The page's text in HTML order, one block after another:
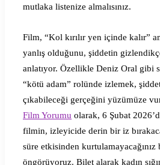
mutlaka listenize almalısınız.
Film, “Kol kırılır yen içinde kalır”
yanlış olduğunu, şiddetin
anlatıyor. Özellikle Deniz Oral gibi
“kötü adam” rolünde izlemek,
çıkabileceği gerçeğini yüzümüze
Film Yorumu olarak, 6 Şubat
filmin, izleyicide derin bir iz
süre etkisinden kurtulamayacağınız
öngörüyoruz. Bilet alarak kadın